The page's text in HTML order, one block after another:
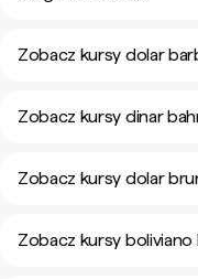
Zobacz kursy dolar
Zobacz kursy dinar
Zobacz kursy dolar
Zobacz kursy